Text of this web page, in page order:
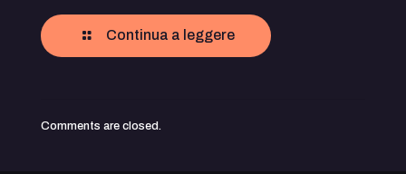
Continua a leggere
Comments are closed.